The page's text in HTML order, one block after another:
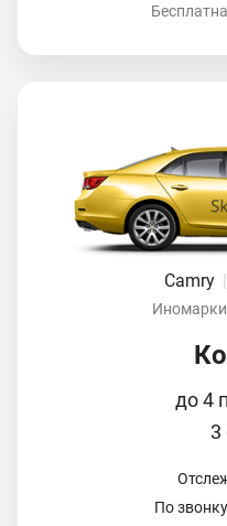
Camry
Иномарки
до 4
3
По